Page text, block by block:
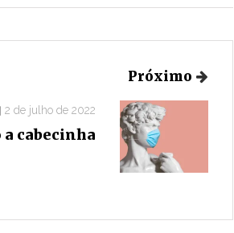
Próximo
2 de julho de 2022
a cabecinha